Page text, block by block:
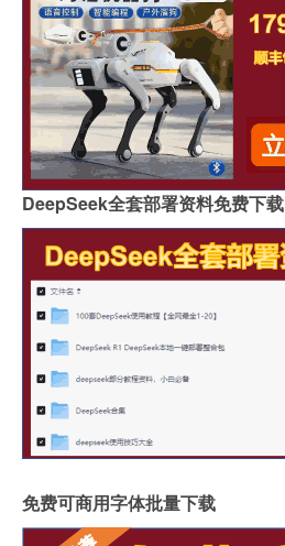
DeepSeek全套部署资料免费下载
免费可商用字体批量下载